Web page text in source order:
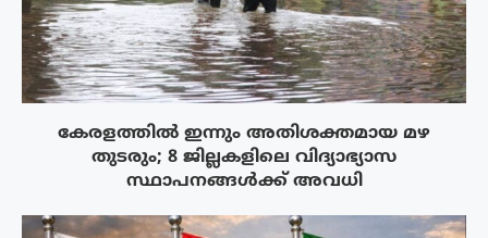
കേരളത്തിൽ ഇന്നും അതിശക്തമായ മഴ
തുടരും; 8 ജില്ലകളിലെ വിദ്യാഭ്യാസ
സ്ഥാപനങ്ങൾക്ക് അവധി